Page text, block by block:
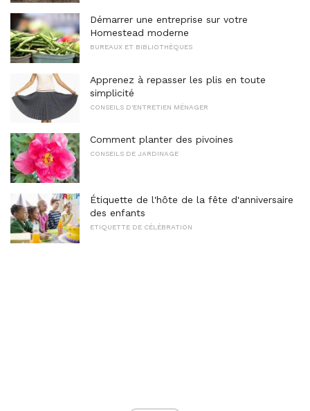
Démarrer une entreprise sur votre
Homestead moderne
BUREAUX ET BIBLIOTHÈQUES
Apprenez à repasser les plis en toute
simplicité
CONSEILS D'ENTRETIEN MÉNAGER
Comment planter des pivoines
CONSEILS DE JARDINAGE
Étiquette de l'hôte de la fête d'anniversaire
des enfants
ETIQUETTE DE CÉLÉBRATION